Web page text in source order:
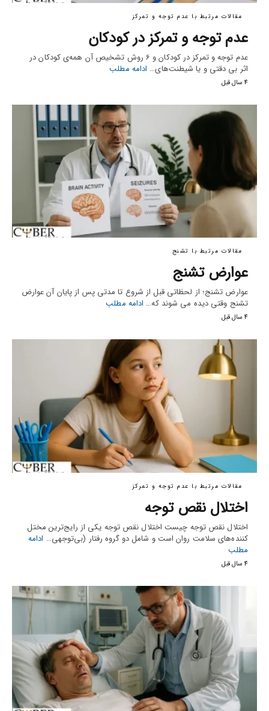
مقالات مرتبط با عدم توجه و تمرکز
عدم توجه و تمرکز در کودکان
عدم توجه و تمرکز در کودکان و 6 روش تشخیص آن همه‌ی کودکان در
اثر بی دقتی و یا شیطنت‌های… ادامه مطلب
4 سال قبل
مقالات مرتبط با تشنج
عوارض تشنج
عوارض تشنج؛ از لحظاتی قبل از شروع تا مدتی پس از پایان آن عوارض
تشنج وقتی دیده می شوند که… ادامه مطلب
4 سال قبل
مقالات مرتبط با عدم توجه و تمرکز
اختلال نقص توجه
اختلال نقص توجه چیست اختلال نقص توجه یکی از رایج‌ترین مختل
کننده‌‌‌های سلامت روان است و شامل دو گروه رفتار (بی‌توجهی… ادامه
مطلب
4 سال قبل